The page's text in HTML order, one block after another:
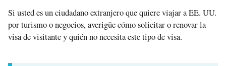
Si usted es un ciudadano extranjero que quiere viajar a EE. UU.
por turismo o negocios, averigüe cómo solicitar o renovar la
visa de visitante y quién no necesita este tipo de visa.